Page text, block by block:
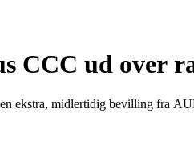
CCC ud over
ekstra, midlertidig bevilling fra